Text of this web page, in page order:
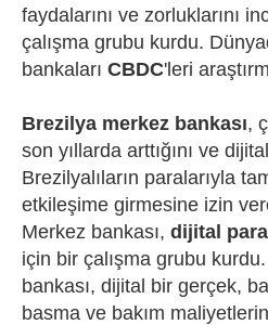
faydalarını ve zorluklarını
çalışma grubu kurdu.
bankaları CBDC'leri
Brezilya merkez bankası,
son yıllarda arttığını ve
Brezilyalıların paralarıyla
etkileşime girmesine izin
Merkez bankası, dijital para
için bir çalışma grubu
bankası, dijital bir gerçek,
basma ve bakım